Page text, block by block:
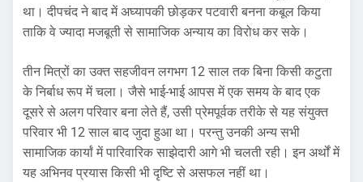
था। दीपचंद ने बाद में अघ्यापकी छोड़कर पटवारी बनना कबूल किया
ताकि वे ज्यादा मजबूती से सामाजिक अन्याय का विरोध कर सके।
तीन मित्रों का उक्त सहजीवन लगभग 12 साल तक बिना किसी कटुता
के निर्बाध रूप में चला। जैसे भाई-भाई आपस में एक समय के बाद एक
दूसरे से अलग परिवार बना लेते हैं, उसी प्रेमपूर्वक तरीके से यह संयुक्त
परिवार भी 12 साल बाद जुदा हुआ था। परन्तु उनकी अन्य सभी
सामाजिक कार्यां में पारिवारिक साझेदारी आगे भी चलती रही। इन अर्थों में
यह अभिनव प्रयास किसी भी दृष्टि से असफल नहीं था।